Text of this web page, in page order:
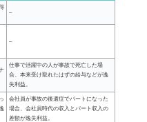
–
–
仕事で活躍中の人が事故で死亡した場
合、本来受け取れたはずの給与などが逸
失利益。
会社員が事故の後遺症でパートになった
場合、会社員時代の収入とパート収入の
差額が逸失利益。